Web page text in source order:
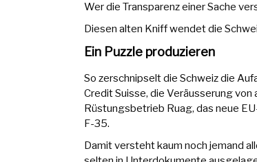
Wer die Transparenz einer Sache
Diesen alten Kniff wendet die
Ein Puzzle produzieren
So zerschnipselt die Schweiz die
Credit Suisse, die Veräusserung
Rüstungsbetrieb Ruag, das neue
F-35.
Damit versteht kaum noch jemand